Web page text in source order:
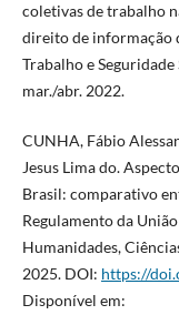
coletivas de trabalho
direito de informação
Trabalho e Seguridade
mar./abr. 2022.
CUNHA, Fábio
Jesus Lima do.
Brasil: comparativo
Regulamento da
Humanidades,
2025. DOI: https://
Disponível em: